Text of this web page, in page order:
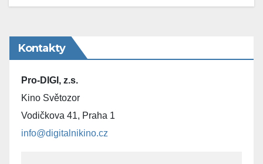
Kontakty
Pro-DIGI, z.s.
Kino Světozor
Vodičkova 41, Praha 1
info@digitalnikino.cz